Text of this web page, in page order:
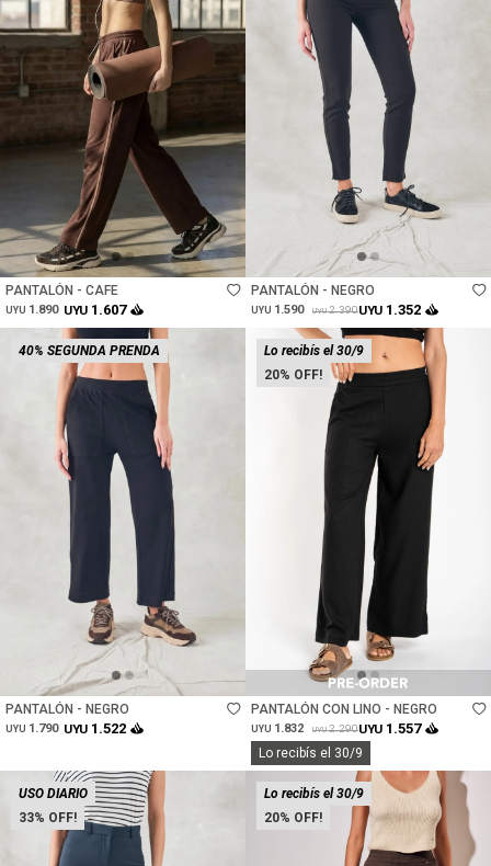
Talle
PANTALÓN - CAFE
UYU 1.890 UYU 1.607
PANTALÓN - NEGRO
UYU 1.590 UYU 2.390UYU 1.352
40% SEGUNDA PRENDA
PANTALÓN - NEGRO
UYU 1.790 UYU 1.522
20
Lo recibís el 30/9
Talle
PANTALÓN CON LINO - NEGRO
UYU 1.832 UYU 2.290UYU 1.557
Lo recibís el 30/9
33
USO DIARIO
20
Lo recibís el 30/9